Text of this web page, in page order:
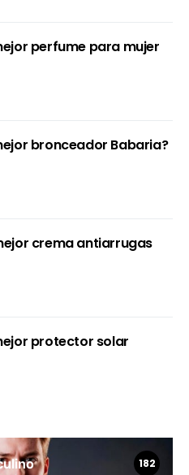
perfume para mujer
bronceador Babaria?
crema antiarrugas
protector solar
182